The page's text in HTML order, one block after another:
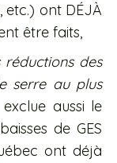
etc.) ont DÉJÀ
être faits,
des
serre au plus
aussi le
de GES
ont déjà